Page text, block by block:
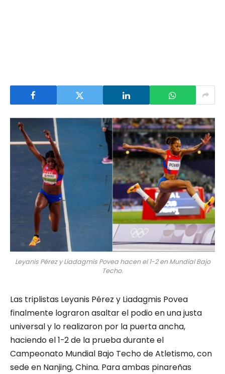
Leyanis Pérez y Liadagmis Povea hacen el 1-2 en Mundial Bajo
Techo.
Las triplistas Leyanis Pérez y Liadagmis Povea
finalmente lograron asaltar el podio en una justa
universal y lo realizaron por la puerta ancha,
haciendo el 1-2 de la prueba durante el
Campeonato Mundial Bajo Techo de Atletismo, con
sede en Nanjing, China. Para ambas pinareñas